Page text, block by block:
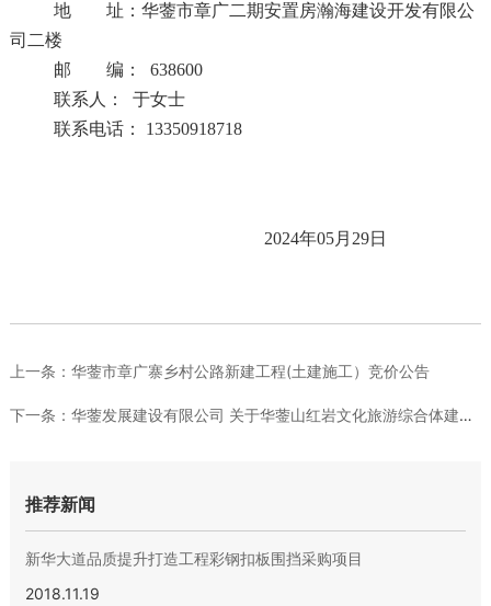
地 址：华蓥市章广二期安置房瀚海建设开发有限公
司二楼
邮 编：
638600
联系 人：
于女士
联系电话：
13350918718
2024年05月29日
上一条： 华蓥市章广寨乡村公路新建工程(土建施工）竞价公告
下一条： 华蓥发展建设有限公司 关于华蓥山红岩文化旅游综合体建设项目井...
推荐新闻
新华大道品质提升打造工程彩钢扣板围挡采购项目
2018.11.19